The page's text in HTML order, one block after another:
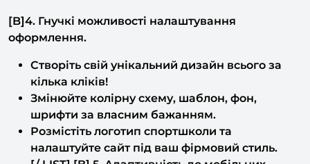
оформлення.
Створіть свій унікальний дизайн всього за
кілька кліків!
Змінюйте колірну схему, шаблон, фон,
шрифти за власним бажанням.
Розмістіть логотип спортшколи та
налаштуйте сайт під ваш фірмовий стиль.
[/ LIST] [B] 5. Адаптивність до мобільних
пристроїв.